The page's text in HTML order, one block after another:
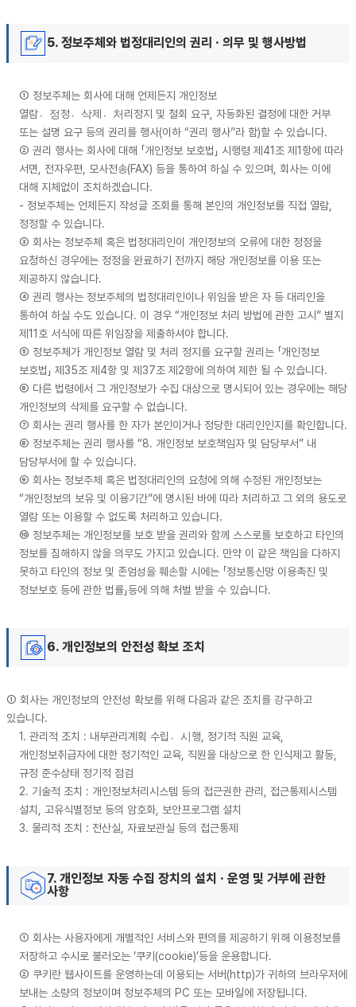
5. 정보주체와 법정대리인의 권리 · 의무 및 행사방법
① 정보주체는 회사에 대해 언제든지 개인정보
열람정〮정삭〮제처〮리정지 및 철회 요구, 자동화된 결정에 대한 거부
또는 설명 요구 등의 권리를 행사(이하 “권리 행사”라 함)할 수 있습니다.
② 권리 행사는 회사에 대해 「개인정보 보호법」 시행령 제41조 제1항에 따라
서면, 전자우편, 모사전송(FAX) 등을 통하여 하실 수 있으며, 회사는 이에
대해 지체없이 조치하겠습니다.
- 정보주체는 언제든지 작성글 조회를 통해 본인의 개인정보를 직접 열람,
정정할 수 있습니다.
③ 회사는 정보주체 혹은 법정대리인이 개인정보의 오류에 대한 정정을
요청하신 경우에는 정정을 완료하기 전까지 해당 개인정보를 이용 또는
제공하지 않습니다.
④ 권리 행사는 정보주체의 법정대리인이나 위임을 받은 자 등 대리인을
통하여 하실 수도 있습니다. 이 경우 “개인정보 처리 방법에 관한 고시” 별지
제11호 서식에 따른 위임장을 제출하셔야 합니다.
⑤ 정보주체가 개인정보 열람 및 처리 정지를 요구할 권리는 「개인정보
보호법」 제35조 제4항 및 제37조 제2항에 의하여 제한 될 수 있습니다.
⑥ 다른 법령에서 그 개인정보가 수집 대상으로 명시되어 있는 경우에는 해당
개인정보의 삭제를 요구할 수 없습니다.
⑦ 회사는 권리 행사를 한 자가 본인이거나 정당한 대리인인지를 확인합니다.
⑧ 정보주체는 권리 행사를 “8. 개인정보 보호책임자 및 담당부서” 내
담당부서에 할 수 있습니다.
⑨ 회사는 정보주체 혹은 법정대리인의 요청에 의해 수정된 개인정보는
“개인정보의 보유 및 이용기간”에 명시된 바에 따라 처리하고 그 외의 용도로
열람 또는 이용할 수 없도록 처리하고 있습니다.
⑩ 정보주체는 개인정보를 보호 받을 권리와 함께 스스로를 보호하고 타인의
정보를 침해하지 않을 의무도 가지고 있습니다. 만약 이 같은 책임을 다하지
못하고 타인의 정보 및 존엄성을 훼손할 시에는 「정보통신망 이용촉진 및
정보보호 등에 관한 법률」등에 의해 처벌 받을 수 있습니다.
6. 개인정보의 안전성 확보 조치
① 회사는 개인정보의 안전성 확보를 위해 다음과 같은 조치를 강구하고
있습니다.
1. 관리적 조치 : 내부관리계획 수립시〮행, 정기적 직원 교육,
개인정보취급자에 대한 정기적인 교육, 직원을 대상으로 한 인식제고 활동,
규정 준수상태 정기적 점검
2. 기술적 조치 : 개인정보처리시스템 등의 접근권한 관리, 접근통제시스템
설치, 고유식별정보 등의 암호화, 보안프로그램 설치
3. 물리적 조치 : 전산실, 자료보관실 등의 접근통제
7. 개인정보 자동 수집 장치의 설치 · 운영 및 거부에 관한
사항
① 회사는 사용자에게 개별적인 서비스와 편의를 제공하기 위해 이용정보를
저장하고 수시로 불러오는 ‘쿠키(cookie)’등을 운용합니다.
② 쿠키란 웹사이트를 운영하는데 이용되는 서버(http)가 귀하의 브라우저에
보내는 소량의 정보이며 정보주체의 PC 또는 모바일에 저장됩니다.